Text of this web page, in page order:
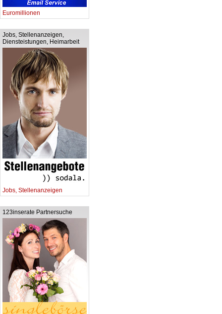
Euromillionen
Jobs, Stellenanzeigen,
Diensteistungen, Heimarbeit
Jobs, Stellenanzeigen
123inserate Partnersuche